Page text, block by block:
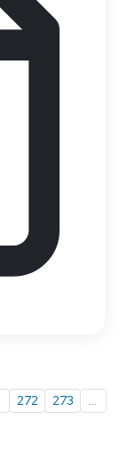
272 273
...